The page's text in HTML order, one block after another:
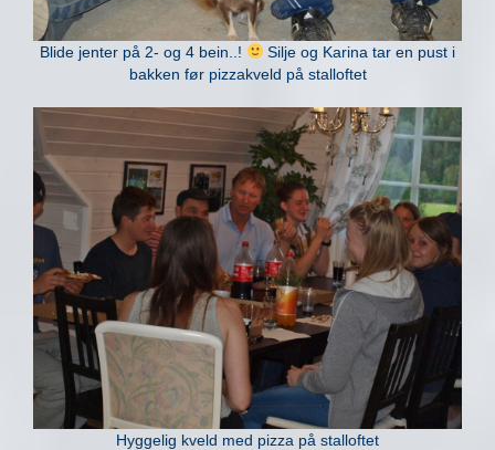
Blide jenter på 2- og 4 bein..!
Silje og Karina tar en pust i
bakken før pizzakveld på stalloftet
Hyggelig kveld med pizza på stalloftet